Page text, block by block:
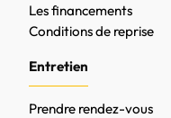
Les financements
Conditions de reprise
Entretien
Prendre rendez-vous